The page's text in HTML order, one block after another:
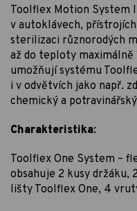
Toolflex Motion System
v autoklávech,
sterilizaci různorodých
až do teploty maximálně
umožňují systému
i v odvětvích jako např.
chemický a
Charakteristika:
Toolflex One System –
obsahuje 2 kusy držáku,
lišty Toolflex One, 4